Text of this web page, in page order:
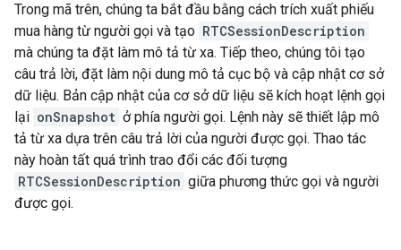
Trong mã trên, chúng ta bắt đầu bằng cách trích xuất phiếu
mua hàng từ người gọi và tạo RTCSessionDescription
mà chúng ta đặt làm mô tả từ xa. Tiếp theo, chúng tôi tạo
câu trả lời, đặt làm nội dung mô tả cục bộ và cập nhật cơ sở
dữ liệu. Bản cập nhật của cơ sở dữ liệu sẽ kích hoạt lệnh gọi
lại onSnapshot ở phía người gọi. Lệnh này sẽ thiết lập mô
tả từ xa dựa trên câu trả lời của người được gọi. Thao tác
này hoàn tất quá trình trao đổi các đối tượng
RTCSessionDescription giữa phương thức gọi và người
được gọi.